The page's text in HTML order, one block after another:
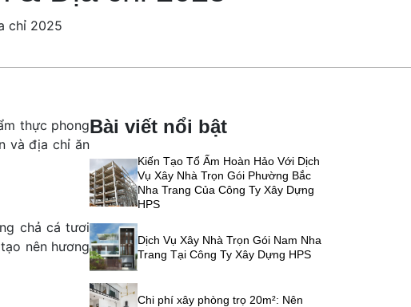
chỉ 2025
thực phong
và địa chỉ ăn
chả cá tươi
nên hương
Bài viết nổi bật
Kiến Tạo Tổ Ấm Hoàn Hảo Với Dịch
Vụ Xây Nhà Trọn Gói Phường Bắc
Nha Trang Của Công Ty Xây Dựng
HPS
Dịch Vụ Xây Nhà Trọn Gói Nam Nha
Trang Tại Công Ty Xây Dựng HPS
Chi phí xây phòng trọ 20m²: Nên